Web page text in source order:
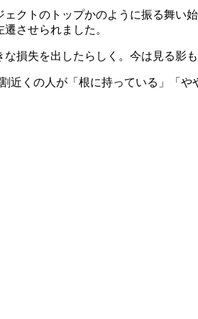
クトのトップかのように振る舞
させられました。
損失を出したらしく。今は見る影
くの人が「根に持っている」「